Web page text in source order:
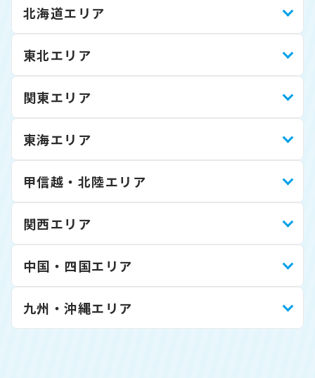
北海道エリア
東北エリア
関東エリア
東海エリア
甲信越・北陸エリア
関西エリア
中国・四国エリア
九州・沖縄エリア